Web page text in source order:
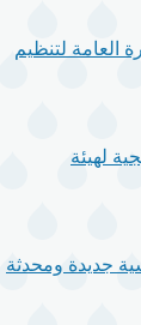
العامة لتنظيم
لهيئة
102 مواصفة قياسية جديدة ومحدثة